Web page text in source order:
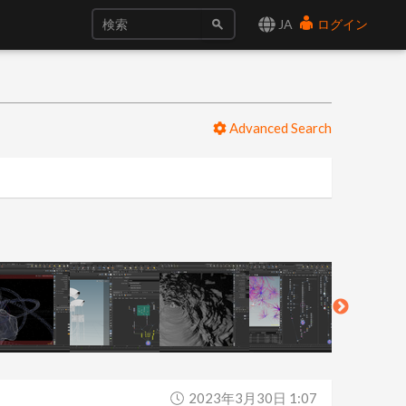
JA ログイン
Advanced Search
2023年3月30日 1:07